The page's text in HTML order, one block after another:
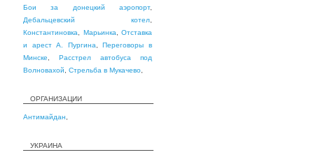
Бои за донецкий аэропорт,
Дебальцевский котел
Константиновка
Марьинка
Отставка
и арест А. Пургина ,Переговоры в
Минске
Расстрел автобуса под
Волновахой
Стрельба в Мукачево
ОРГАНИЗАЦИИ
Антимайдан
УКРАИНА